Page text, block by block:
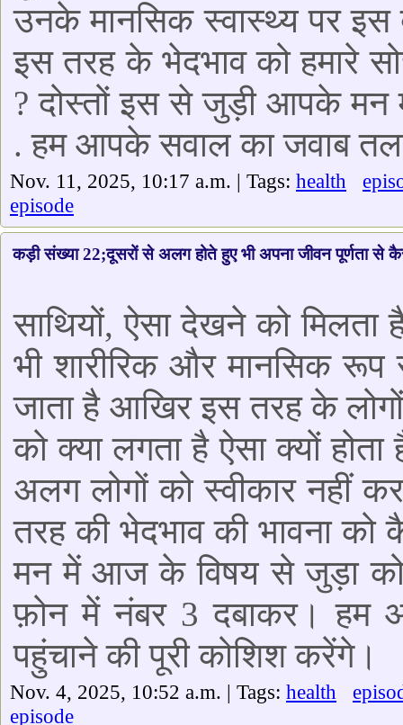
उनके मानसिक स्वास्थ्य पर
इस तरह के भेदभाव को हमारे
? दोस्तों इस से जुड़ी आपके मन
. हम आपके सवाल का जवाब
Nov. 11, 2025, 10:17 a.m. | Tags: health
episode
कड़ी संख्या 22;दूसरों से अलग होते हुए भी अपना जीवन पूर्णता से
साथियों, ऐसा देखने को
भी शारीरिक और मानसिक
जाता है आखिर इस तरह के
को क्या लगता है ऐसा क्यों
अलग लोगों को स्वीकार नहीं
तरह की भेदभाव की भावना
मन में आज के विषय से जुड़ा
फ़ोन में नंबर 3 दबाकर।
पहुंचाने की पूरी कोशिश करेंगे।
Nov. 4, 2025, 10:52 a.m. | Tags: health
episode